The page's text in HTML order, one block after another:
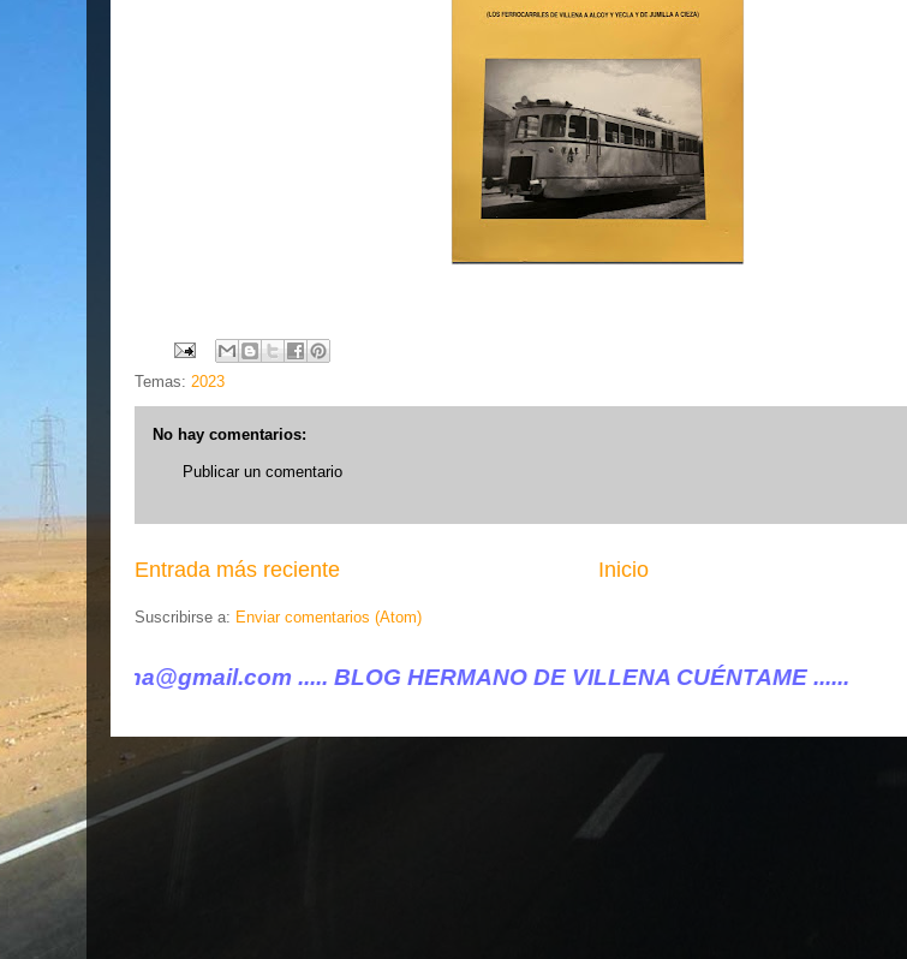
Temas: 2023
No hay comentarios:
Publicar un comentario
Entrada más reciente Inicio
Suscribirse a: Enviar comentarios (Atom)
..... BLOG HERMANO DE VILLENA CUÉNTAME ......